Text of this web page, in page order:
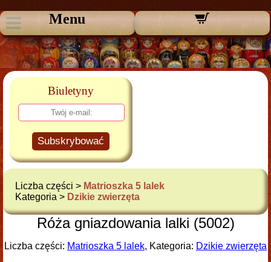
Menu
Biuletyny
Subskrybować
Liczba części > Matrioszka 5 lalek
Kategoria > Dzikie zwierzęta
Róża gniazdowania lalki (5002)
Liczba części: Matrioszka 5 lalek, Kategoria: Dzikie zwierzęta